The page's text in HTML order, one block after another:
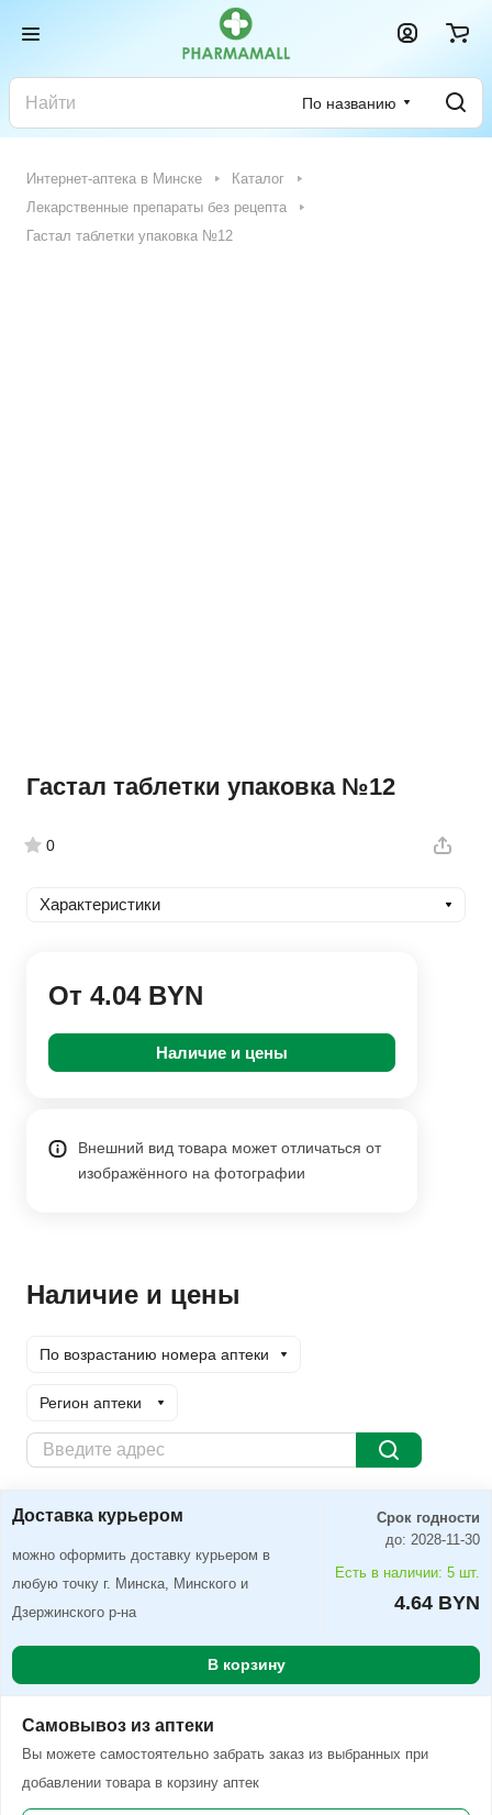
По названию
Интернет-аптека в Минске
Каталог
Лекарственные препараты без рецепта
Гастал таблетки упаковка №12
Гастал таблетки упаковка №12
0
Характеристики
От 4.04 BYN
Наличие и цены
Внешний вид товара может отличаться от
изображённого на фотографии
Наличие и цены
По возрастанию номера аптеки
Регион аптеки
Доставка курьером Заказать
Доставка курьером
можно оформить доставку курьером в
любую точку г. Минска, Минского и
Дзержинского р-на
Срок годности
до: 2028-11-30
Есть в наличии: 5 шт.
4.64 BYN
В корзину
Самовывоз из аптеки
Вы можете самостоятельно забрать заказ из выбранных при
добавлении товара в корзину аптек